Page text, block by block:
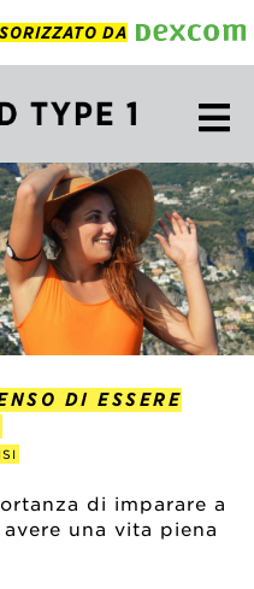
DA
DI ESSERE
di imparare a
una vita piena